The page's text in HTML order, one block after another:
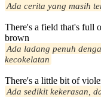
Ada cerita yang masih
There's a field that's full
brown
Ada ladang penuh
kecokelatan
There's a little bit of
Ada sedikit kekerasan,